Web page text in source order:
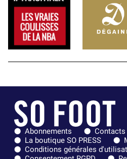
Abonnements
Contacts
La boutique SO PRESS
Conditions générales